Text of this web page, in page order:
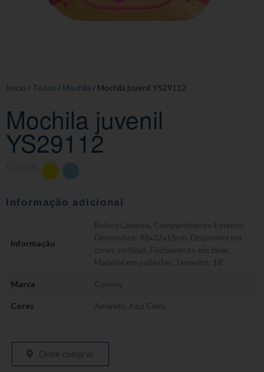
Início / Todos / Mochila / Mochila juvenil YS29112
Mochila juvenil
YS29112
Informação adicional
Informação
Bolsos Laterais Compartimento Externo
Dimensões: 46x32x15cm Disponível em
cores sortidas Fechamento em zíper
Material em poliéster Tamanho: 18"
Marca Convoy
Cores Amarelo Azul Claro
Onde comprar